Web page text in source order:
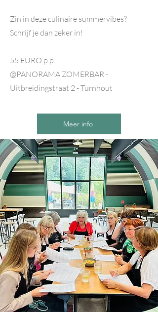
Zin in deze culinaire summervibes?
Schrijf je dan zeker in!
55 EURO p.p.
@PANORAMA ZOMERBAR -
Uitbreidingstraat 2 - Turnhout
Meer info